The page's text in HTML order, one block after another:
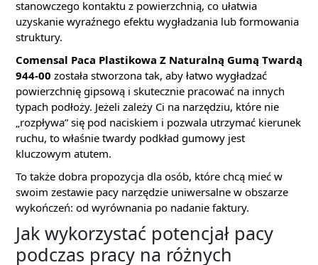
stanowczego kontaktu z powierzchnią, co ułatwia
uzyskanie wyraźnego efektu wygładzania lub formowania
struktury.
Comensal Paca Plastikowa Z Naturalną Gumą Twardą
944-00 została stworzona tak, aby łatwo wygładzać
powierzchnię gipsową i skutecznie pracować na innych
typach podłoży. Jeżeli zależy Ci na narzędziu, które nie
„rozpływa” się pod naciskiem i pozwala utrzymać kierunek
ruchu, to właśnie twardy podkład gumowy jest
kluczowym atutem.
To także dobra propozycja dla osób, które chcą mieć w
swoim zestawie pacy narzędzie uniwersalne w obszarze
wykończeń: od wyrównania po nadanie faktury.
Jak wykorzystać potencjał pacy
podczas pracy na różnych